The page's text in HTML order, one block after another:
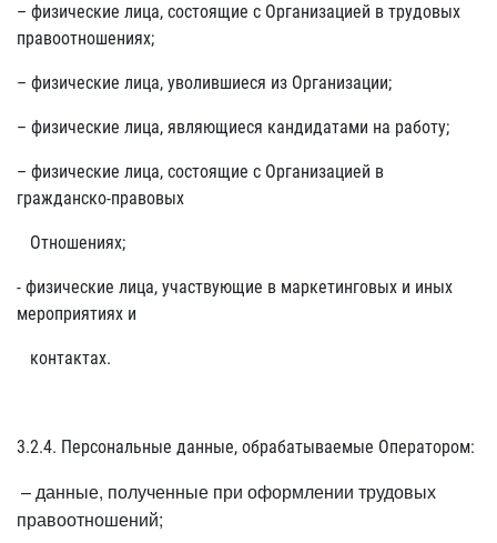
– физические лица, состоящие с Организацией в трудовых
правоотношениях;
– физические лица, уволившиеся из Организации;
– физические лица, являющиеся кандидатами на работу;
– физические лица, состоящие с Организацией в
гражданско-правовых
Отношениях;
- физические лица, участвующие в маркетинговых и иных
мероприятиях и
контактах.
3.2.4. Персональные данные, обрабатываемые Оператором:
– данные, полученные при оформлении трудовых
правоотношений;